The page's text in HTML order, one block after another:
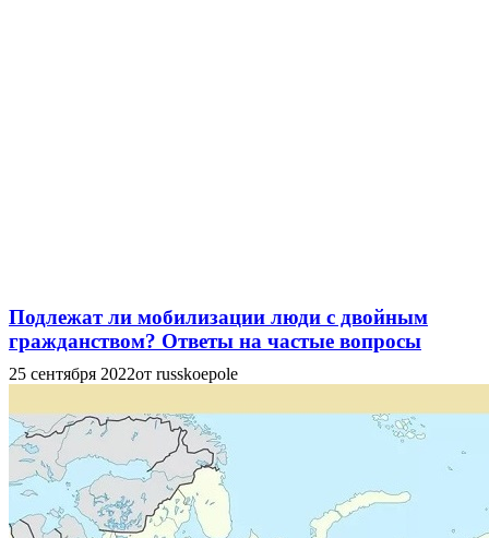
Подлежат ли мобилизации люди с двойным
гражданством? Ответы на частые вопросы
25 сентября 2022от russkoepole